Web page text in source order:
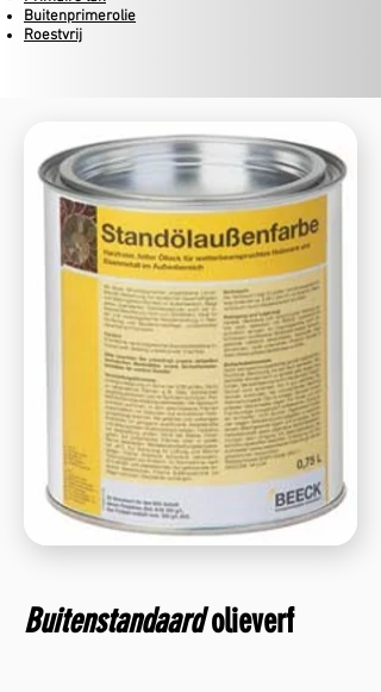
Buitenprimerolie
Roestvrij
Buitenstandaardolieverf